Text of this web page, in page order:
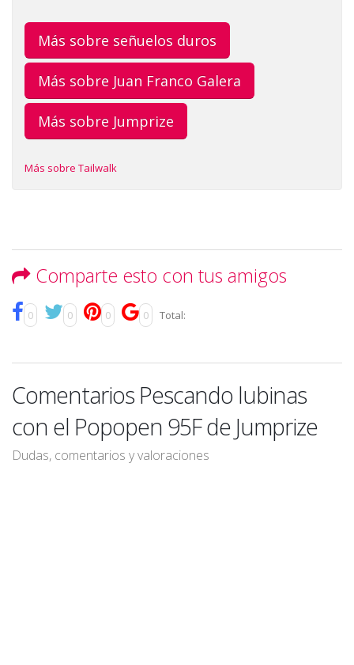
Más sobre señuelos duros
Más sobre Juan Franco Galera
Más sobre Jumprize
Más sobre Tailwalk
Comparte esto con tus amigos
0 0 0 0 Total:
Comentarios Pescando lubinas
con el Popopen 95F de Jumprize
Dudas, comentarios y valoraciones